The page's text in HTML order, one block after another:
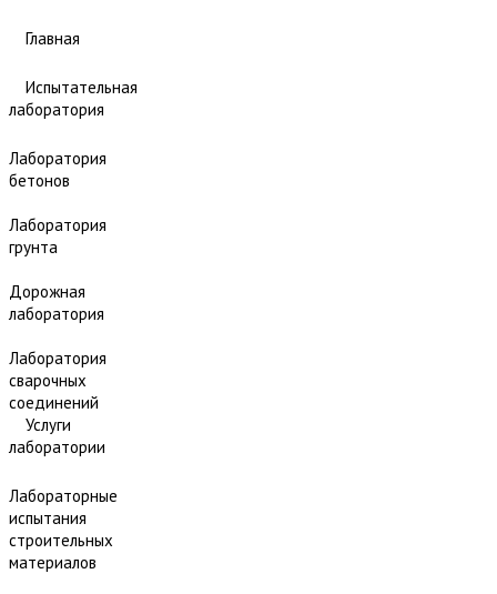
Главная
Испытательная
лаборатория
Лаборатория
бетонов
Лаборатория
грунта
Дорожная
лаборатория
Лаборатория
сварочных
соединений
Услуги
лаборатории
Лабораторные
испытания
строительных
материалов